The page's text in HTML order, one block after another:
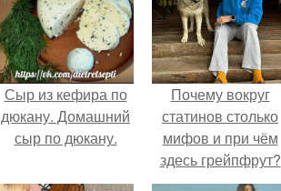
Сыр из кефира по
дюкану. Домашний
сыр по дюкану.
Почему вокруг
статинов столько
мифов и при чём
здесь грейпфрут?